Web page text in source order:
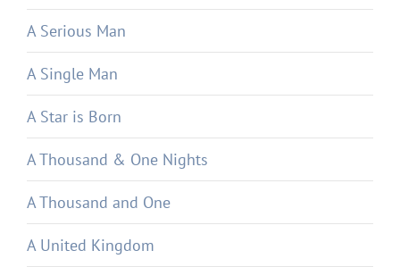
A Serious Man
A Single Man
A Star is Born
A Thousand & One Nights
A Thousand and One
A United Kingdom